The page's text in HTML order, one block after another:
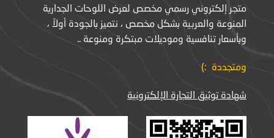
متجر إلكتروني رسمي مخصص لعرض اللوحات الجدارية
المنوعة والعربية بشكل مخصص ، نتميز بالجودة أولاً ،
وبأسعار تنافسية وموديلات مبتكرة ومنوعة ..
ومتجددة :)
شهادة توثيق التجارة الإلكترونية